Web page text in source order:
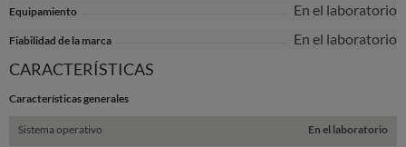
Equipamiento En el laboratorio
Fiabilidad de la marca En el laboratorio
CARACTERÍSTICAS
Características generales
Sistema operativo En el laboratorio